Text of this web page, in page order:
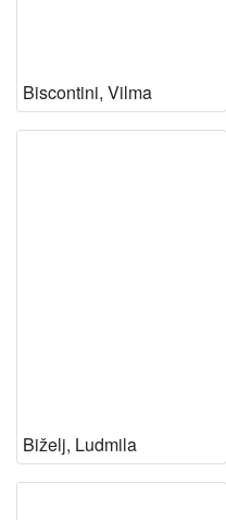
Biscontini, Vilma
Biželj, Ludmila